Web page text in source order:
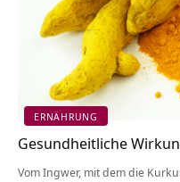
ERNÄHRUNG
Gesundheitliche
Vom Ingwer, mit dem die